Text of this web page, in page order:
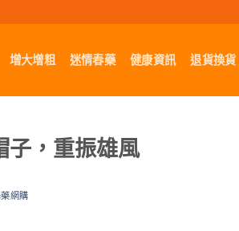
增大增粗 迷情春藥 健康資訊 退貨換貨
子，重振雄風
網購